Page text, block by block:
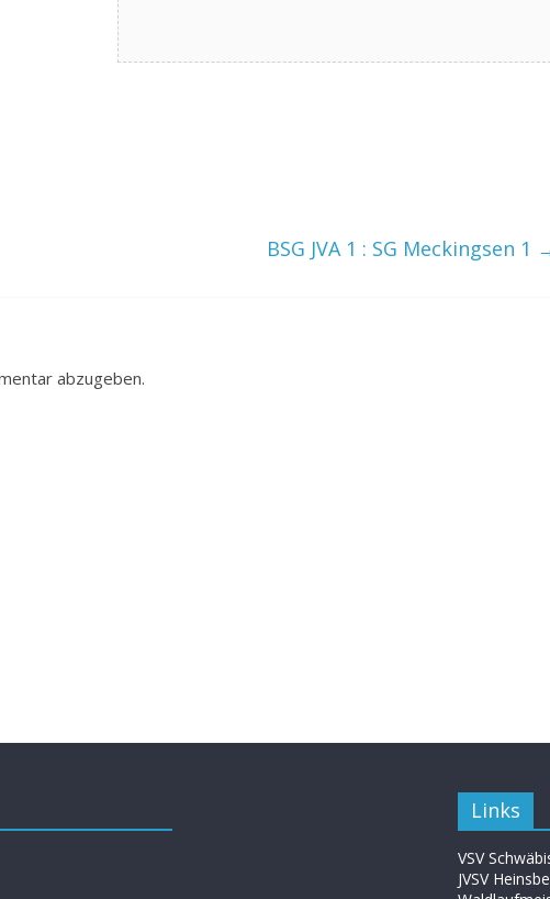
BSG JVA 1 : SG Meckingsen 1
abzugeben.
Links
VSV
JVSV